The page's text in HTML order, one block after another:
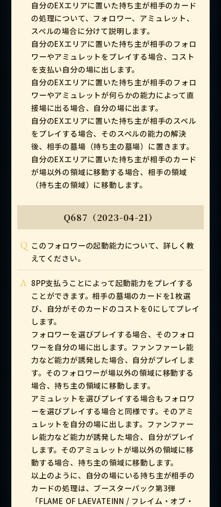
自分のEXエリアに置いた持ち主が相手のカード
の処理について、フォロワー、アミュレット、
スペルの場合に分けて説明します。
自分のEXエリアに置いた持ち主が相手のフォロ
ワーやアミュレットをプレイする場合、コスト
を支払い自分の場に出します。
自分のEXエリアに置いた持ち主が相手のフォロ
ワーやアミュレットが何らかの能力によって直
接場に出る場合、自分の場に出ます。
自分のEXエリアに置いた持ち主が相手のスペル
をプレイする場合、そのスペルの能力の解決
後、相手の墓場（持ち主の墓場）に置きます。
自分のEXエリアに置いた持ち主が相手のカード
が場以外の領域に移動する場合、相手の領域
（持ち主の領域）に移動します。
Q687（2023-04-21）
Q このフォロワーの起動能力について、詳しく教
えてください。
A 8PP支払うことによって起動能力をプレイする
ことができます。相手の墓場のカードを1枚選
び、自分がそのカードのコストを0にしてプレイ
します。
フォロワーを選びプレイする場合、そのフォロ
ワーを自分の場に出します。ファンファーレ能
力など能力が誘発した場合、自分がプレイしま
す。そのフォロワーが場以外の領域に移動する
場合、持ち主の領域に移動します。
アミュレットを選びプレイする場合もフォロワ
ーを選びプレイする場合と同様です。そのアミ
ュレットを自分の場に出します。ファンファー
レ能力など能力が誘発した場合、自分がプレイ
します。そのアミュレットが場以外の領域に移
動する場合、持ち主の領域に移動します。
以上のように、自分の場にいる持ち主が相手の
カードの処理は、ブースターパック第3弾
「FLAME OF LAEVATEINN / フレイム・オブ・